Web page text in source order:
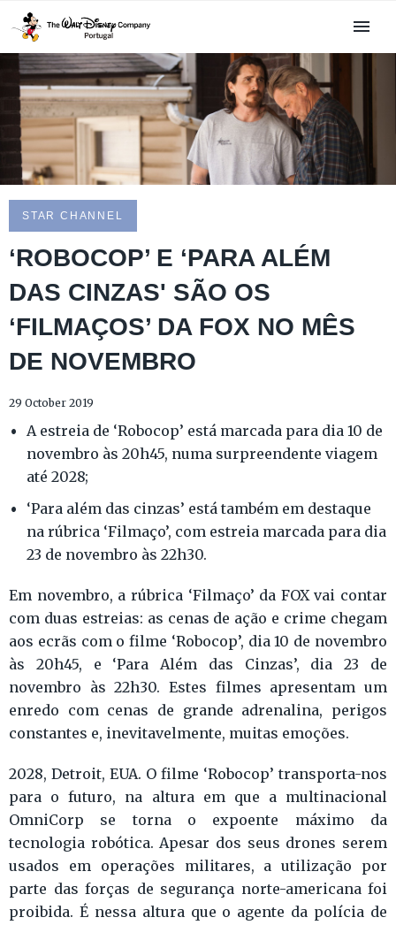
STAR CHANNEL
‘ROBOCOP’ E ‘PARA ALÉM
DAS CINZAS' SÃO OS
‘FILMAÇOS’ DA FOX NO MÊS
DE NOVEMBRO
29 October 2019
A estreia de ‘Robocop’ está marcada para dia 10 de
novembro às 20h45, numa surpreendente viagem
até 2028;
‘Para além das cinzas’ está também em destaque
na rúbrica ‘Filmaço’, com estreia marcada para dia
23 de novembro às 22h30.
Em novembro, a rúbrica ‘Filmaço’ da FOX vai contar
com duas estreias: as cenas de ação e crime chegam
aos ecrãs com o filme ‘Robocop’, dia 10 de novembro
às 20h45, e ‘Para Além das Cinzas’, dia 23 de
novembro às 22h30. Estes filmes apresentam um
enredo com cenas de grande adrenalina, perigos
constantes e, inevitavelmente, muitas emoções.
2028, Detroit, EUA. O filme ‘Robocop’ transporta-nos
para o futuro, na altura em que a multinacional
OmniCorp se torna o expoente máximo da
tecnologia robótica. Apesar dos seus drones serem
usados em operações militares, a utilização por
parte das forças de segurança norte-americana foi
proibida. É nessa altura que o agente da polícia de